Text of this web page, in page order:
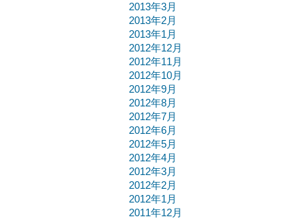
2013年3月
2013年2月
2013年1月
2012年12月
2012年11月
2012年10月
2012年9月
2012年8月
2012年7月
2012年6月
2012年5月
2012年4月
2012年3月
2012年2月
2012年1月
2011年12月